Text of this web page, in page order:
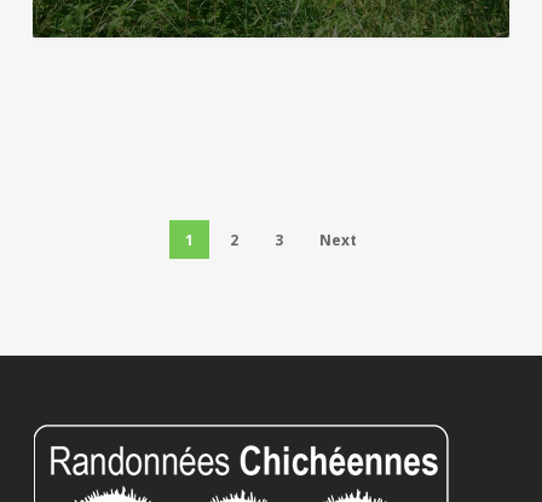
1 2 3 Next